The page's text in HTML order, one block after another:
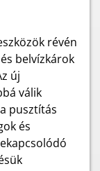
révén
belvízkárok
új
válik
pusztítás
és